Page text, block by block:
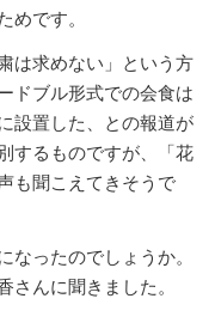
めです。
は求めない」という方
ドブル形式での会食は
設置した、との報道が
するものですが、「花
も聞こえてきそうで
ったのでしょうか。
さんに聞きました。